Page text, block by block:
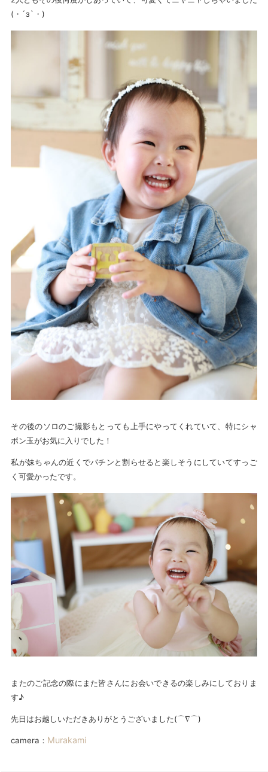
(・´з`・)
その後のソロのご撮影もとっても上手にやってくれていて、特にシャ
ボン玉がお気に入りでした！
私が妹ちゃんの近くでパチンと割らせると楽しそうにしていてすっご
く可愛かったです。
またのご記念の際にまた皆さんにお会いできるの楽しみにしておりま
す♪
先日はお越しいただきありがとうございました(⌒∇⌒)
camera： Murakami